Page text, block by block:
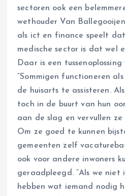
sectoren ook een
wethouder Van
als ict en finance speelt
medische sector is dat wel
Daar is een
“Sommigen functioneren
de huisarts te assisteren.
toch in de buurt van hun
aan de slag en vervullen ze
Om ze goed te kunnen
gemeenten zelf
ook voor andere inwoners
geraadpleegd. “Als we niet
hebben wat iemand nodig